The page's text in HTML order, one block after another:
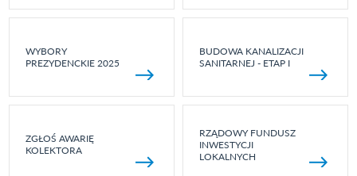
WYBORY
PREZYDENCKIE 2025
BUDOWA KANALIZACJI
SANITARNEJ - ETAP I
ZGŁOŚ AWARIĘ
KOLEKTORA
RZĄDOWY FUNDUSZ
INWESTYCJI
LOKALNYCH